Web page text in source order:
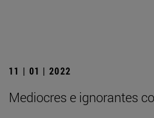
11 | 01 | 2022
Mediocres e ignorantes